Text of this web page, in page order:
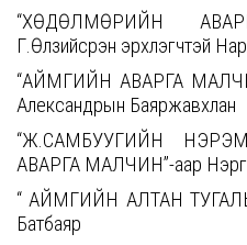
“ХӨДӨЛМӨРИЙН
Г.Өлзийсүрэн эрхлэгчтэй
“АЙМГИЙН АВАРГА
Александрын Баяржавхлан
“Ж.САМБУУГИЙН
АВАРГА МАЛЧИН”-аар
“ АЙМГИЙН АЛТАН
Батбаяр